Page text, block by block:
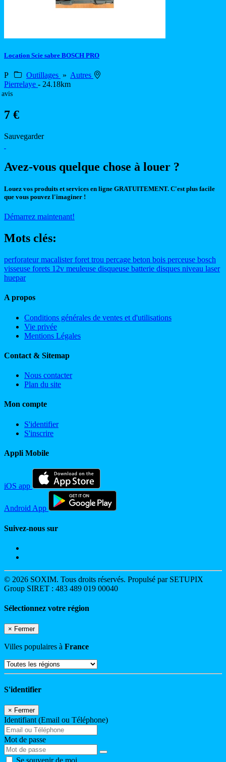
Location Scie sabre BOSCH PRO
P Outillages » Autres
Pierrelaye - 24.18km
avis
7 €
Sauvegarder
Avez-vous quelque chose à louer ?
Louez vos produits et services en ligne GRATUITEMENT. C'est plus facile
que vous pouvez l'imaginer !
Démarrez maintenant!
Mots clés:
perforateurmacalisterforet trou percage beton bois perceuse bosch
visseuse forets 12v meuleuse disqueuse batterie disques niveau laser
huepar
A propos
Conditions générales de ventes et d'utilisations
Vie privée
Mentions Légales
Contact & Sitemap
Nous contacter
Plan du site
Mon compte
S'identifier
S'inscrire
Appli Mobile
iOS app
Android App
Suivez-nous sur
© 2026 SOXIM. Tous droits réservés. Propulsé par SETUPIX
Group SIRET : 483 489 019 00040
Sélectionnez votre région
× Fermer
Villes populaires à France
S'identifier
× Fermer
Identifiant (Email ou Téléphone)
Mot de passe
Se souvenir de moi